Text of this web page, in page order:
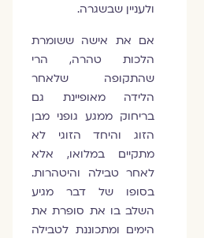
ולעניין שבשגרה.
אם את אישה ששומרת
הלכות טהרה, הרי
שהתקופה שלאחר
הלידה מאופיינת גם
בריחוק ממגע גופני מבן
הזוג והיחד הזוגי לא
מתקיים במלואו, אלא
לאחר טבילה והיטהרות.
בסופו של דבר מגיע
השלב בו את סופרת את
הימים ומתכוננת לטבילה